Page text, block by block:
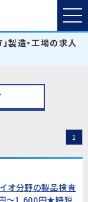
」製造・工場の求人
1
イオ分野の製品検査
〜1,600円★時短